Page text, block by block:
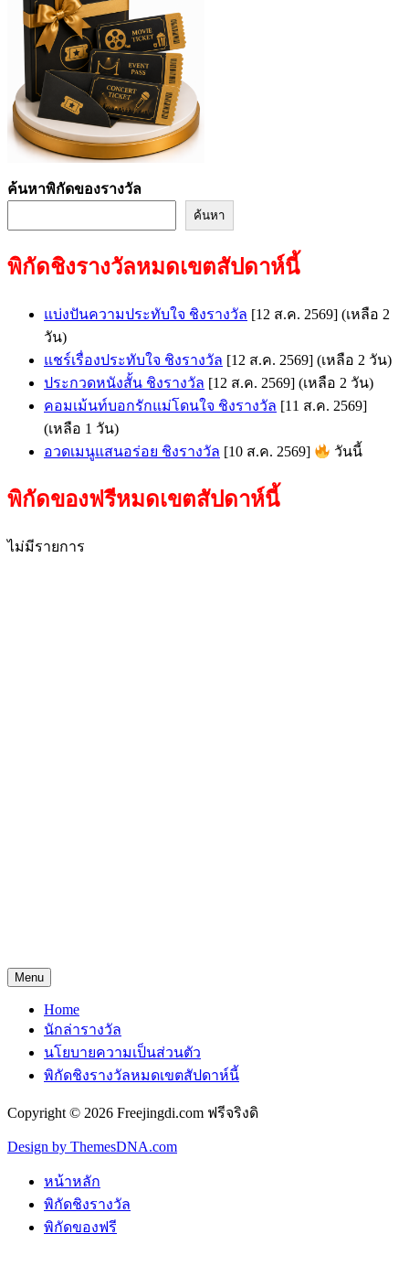
ค้นหาพิกัดของรางวัล
ค้นหา
พิกัดชิงรางวัลหมดเขตสัปดาห์นี้
แบ่งปันความประทับใจ ชิงรางวัล [12 ส.ค. 2569] (เหลือ 2
วัน)
แชร์เรื่องประทับใจ ชิงรางวัล [12 ส.ค. 2569] (เหลือ 2 วัน)
ประกวดหนังสั้น ชิงรางวัล [12 ส.ค. 2569] (เหลือ 2 วัน)
คอมเม้นท์บอกรักแม่โดนใจ ชิงรางวัล [11 ส.ค. 2569]
(เหลือ 1 วัน)
อวดเมนูแสนอร่อย ชิงรางวัล [10 ส.ค. 2569] วันนี้
พิกัดของฟรีหมดเขตสัปดาห์นี้
ไม่มีรายการ
Menu
Home
นักล่ารางวัล
นโยบายความเป็นส่วนตัว
พิกัดชิงรางวัลหมดเขตสัปดาห์นี้
Copyright © 2026 Freejingdi.com ฟรีจริงดิ
Design by ThemesDNA.com
หน้าหลัก
พิกัดชิงรางวัล
พิกัดของฟรี